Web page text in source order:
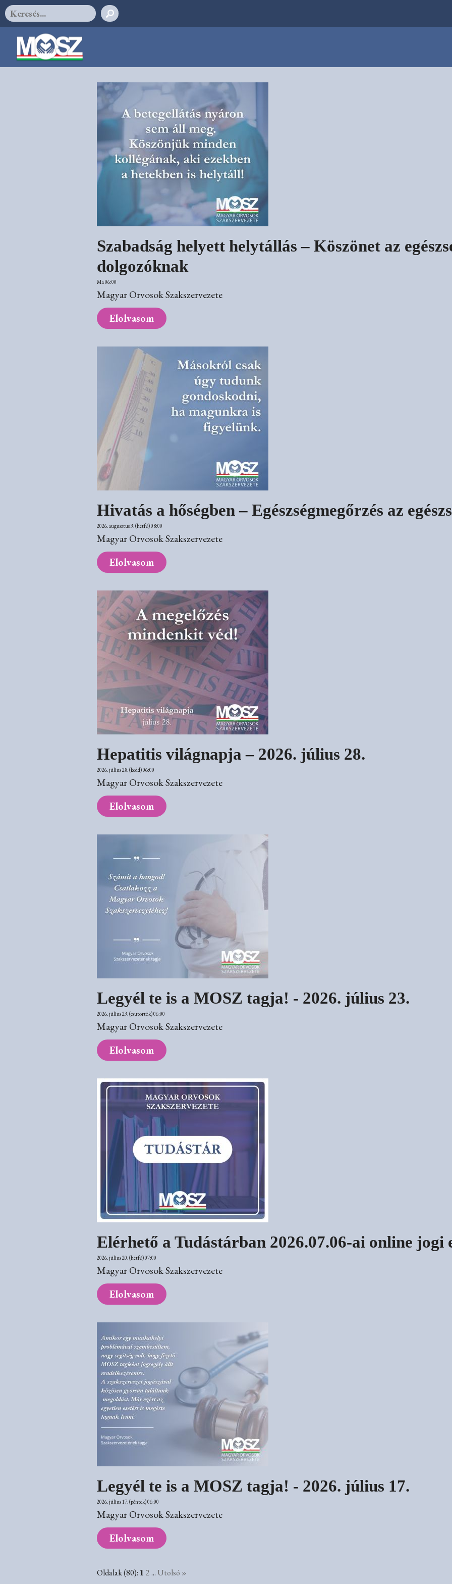
Szabadság helyett helytállás – Köszönet az
dolgozóknak
Ma 06:00
Magyar Orvosok Szakszervezete
Elolvasom
Hivatás a hőségben – Egészségmegőrzés az
2026. augusztus 3. (hétfő) 08:00
Magyar Orvosok Szakszervezete
Elolvasom
Hepatitis világnapja – 2026. július 28.
2026. július 28. (kedd) 06:00
Magyar Orvosok Szakszervezete
Elolvasom
Legyél te is a MOSZ tagja! - 2026. július 23.
2026. július 23. (csütörtök) 06:00
Magyar Orvosok Szakszervezete
Elolvasom
Elérhető a Tudástárban 2026.07.06-ai online jogi
2026. július 20. (hétfő) 07:00
Magyar Orvosok Szakszervezete
Elolvasom
Legyél te is a MOSZ tagja! - 2026. július 17.
2026. július 17. (péntek) 06:00
Magyar Orvosok Szakszervezete
Elolvasom
Oldalak (80): 1 2 ... Utolsó »